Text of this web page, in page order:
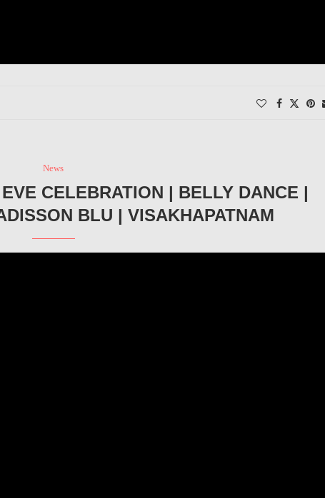
News
CELEBRATION | BELLY DANCE |
BLU | VISAKHAPATNAM